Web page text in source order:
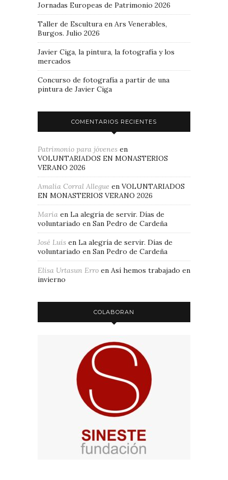
Jornadas Europeas de Patrimonio 2026
Taller de Escultura en Ars Venerables,
Burgos. Julio 2026
Javier Ciga, la pintura, la fotografía y los
mercados
Concurso de fotografía a partir de una
pintura de Javier Ciga
COMENTARIOS RECIENTES
Patrimonio para jóvenes en
VOLUNTARIADOS EN MONASTERIOS
VERANO 2026
Amalia Corral Allegue en VOLUNTARIADOS
EN MONASTERIOS VERANO 2026
Maria en La alegría de servir. Días de
voluntariado en San Pedro de Cardeña
José Luis en La alegría de servir. Días de
voluntariado en San Pedro de Cardeña
Elisa Urtasun Erro en Así hemos trabajado en
invierno
COLABORAN